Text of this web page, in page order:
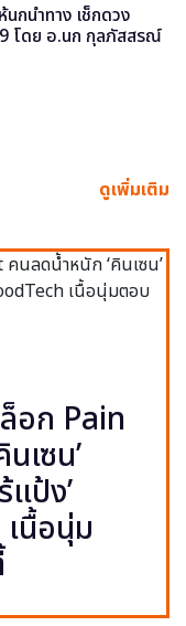
นกนำทาง เช็กดวง
โดย อ.นก กุลภัสสรณ์
ดูเพิ่มเติม
อก Pain
เซน’
แป้ง’
นื้อนุ่ม